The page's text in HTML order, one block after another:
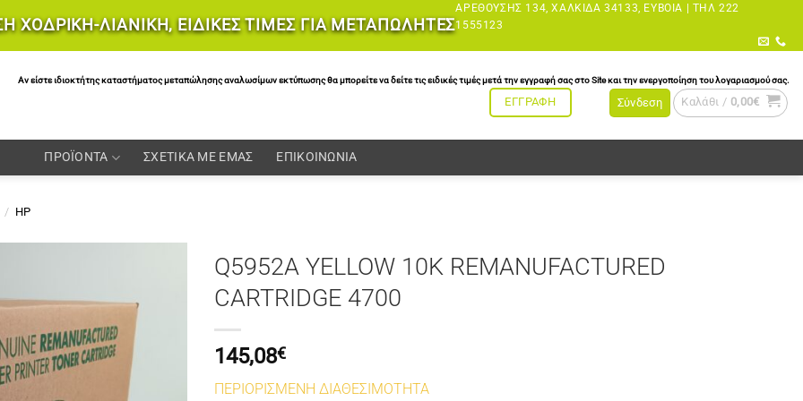
ΧΟΔΡΙΚΗ-ΛΙΑΝΙΚΗ, ΕΙΔΙΚΕΣ ΤΙΜΕΣ ΓΙΑ ΜΕΤΑΠΩΛΗΤΕΣ
ΑΡΕΘΟΎΣΗΣ 134, ΧΑΛΚΊΔΑ 34133, ΕΎΒΟΙΑ | ΤΗΛ 222
1555123
Αν είστε ιδιοκτήτης καταστήματος μεταπώλησης αναλωσίμων εκτύπωσης θα μπορείτε να δείτε τις ειδικές τιμές μετά την εγγραφή σας στο Site και την ενεργοποίηση του λογαριασμού σας.
ΕΓΓΡΑΦΗ Σύνδεση Καλάθι / 0,00€
ΠΡΟΪΟΝΤΑ ΣΧΕΤΙΚΑ ΜΕ ΕΜΑΣ ΕΠΙΚΟΙΝΩΝΙΑ
/ HP
Q5952A YELLOW 10K REMANUFACTURED
CARTRIDGE 4700
145,08€
ΠΕΡΙΟΡΙΣΜΕΝΗ ΔΙΑΘΕΣΙΜΟΤΗΤΑ